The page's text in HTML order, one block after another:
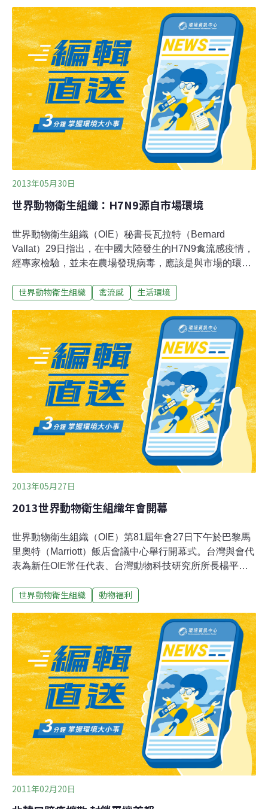
國家— 2016年9月，蒙古國報告發生首例羊瘟病例。這些
區域的綿羊及山羊數量超過全球總數的80%，那裡的許多
家庭在很大程度上依賴羊奶、羊肉和羊毛等產品來獲得營
養和生計。每年因羊瘟而導致的損失總計在14億到21億美
元之間。以印度為例，僅最近一次疫情已造成1.8億美元的
損失，而在肯亞，2006年至2008年發生的疫情導致120萬
頭羊死亡，造成損失超過2350萬美元，奶產量減少210萬
升。該羊瘟計劃將以根除牛瘟的成功做法為樣板。於2
2013年05月30日
世界動物衛生組織：H7N9源自市場環境
世界動物衛生組織（OIE）秘書長瓦拉特（Bernard
Vallat）29日指出，在中國大陸發生的H7N9禽流感疫情，
經專家檢驗，並未在農場發現病毒，應該是與市場的環境
新興疫情，中國大陸與會代表及英國OIE高病原性禽流感
在記者會表示，H7N9造成多人死亡，由OIE指派的巴黎總
部專家，與中國大陸農業部指派的專家共同組成聯合考察
組在實地考察H7N9疫情後認為，到目前為止，尚未在家
禽養殖場發現人感染H7N9病例，也未發現動物H7N9陽性
樣品，說明家禽養殖場感染風險很低。
世界動物衛生組織 禽流感 生活環境
2013年05月27日
2013世界動物衛生組織年會開幕
世界動物衛生組織（OIE）第81屆年會27日下午於巴黎馬
里奧特（Marriott）飯店會議中心舉行開幕式。台灣與會代
表為新任OIE常任代表、台灣動物科技研究所所長楊平
和技正洪宗林。開幕式首先由大會主席史瓦賓波
病中有70%為動物傳染，所以「保護動物健康，以利存續
人類未來」至為重要，也是今年會議整體主軸。多國農業
部官員致詞，都感謝OIE致力於全球動物疫病防治、動物
用藥、動物福利及獸醫服務體系改進的努力。OIE特別表
彰比爾與梅琳達蓋茲基金會（The Billand Melinda Gates
Foundation）捐助2億美元給OIE，強化非洲地區的獸醫服
務體系，希望以防治重要動物疾病，例如羊瘟與小反芻獸
疫，進而減少動物疫病，增加當地動物蛋白質來源，以改
善當地人的營養情況。本屆年會
世界動物衛生組織 動物福利
2011年02月20日